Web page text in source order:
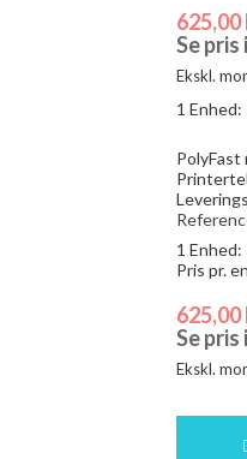
625,00
Se pris
Ekskl.
1 Enhed:
1 Enhed:
Pris pr.
625,00
Se pris
Ekskl.